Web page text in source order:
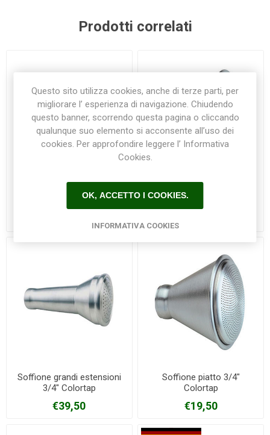
Prodotti correlati
Prolunga in alluminio
lunghezza 60 cm con
valvola a sfera
Soffione bombato 3/4"
Colortap
Soffione grandi estensioni
3/4" Colortap
€39,50
Soffione piatto 3/4"
Colortap
€19,50
Questo sito utilizza cookies, anche di terze parti, per
migliorare l’ esperienza di navigazione. Chiudendo
questo banner, scorrendo questa pagina o cliccando
qualunque suo elemento si acconsente all’uso dei
cookies. Per approfondire leggere l’ Informativa
Cookies.
OK, ACCETTO I COOKIES.
INFORMATIVA COOKIES